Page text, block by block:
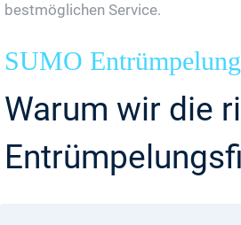
bestmöglichen Service.
SUMO
Warum wir die